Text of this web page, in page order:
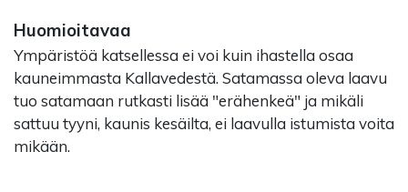
Huomioitavaa
Ympäristöä katsellessa ei voi kuin ihastella osaa
kauneimmasta Kallavedestä. Satamassa oleva laavu
tuo satamaan rutkasti lisää "erähenkeä" ja mikäli
sattuu tyyni, kaunis kesäilta, ei laavulla istumista voita
mikään.